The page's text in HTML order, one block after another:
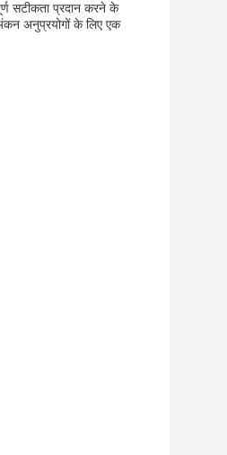
सटीकता प्रदान करने के
अनुप्रयोगों के लिए एक